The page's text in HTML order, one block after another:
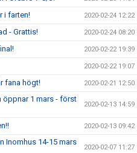
i farten! 2020-02-24 12:22
- Grattis! 2020-02-24 08:20
2020-02-22 19:39
2020-02-22 19:07
fana högt! 2020-02-21 12:50
öppnar 1 mars - först
2020-02-13 14:59
2020-02-13 09:42
Inomhus 14-15 mars
2020-02-07 11:27